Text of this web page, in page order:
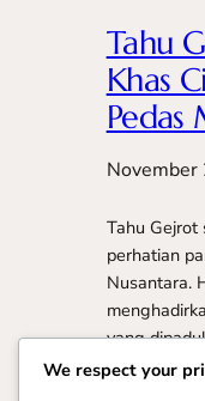
Tahu
Khas
Pedas
Tahu Gejrot
perhatian
Nusantara.
yang
manis
We respect your